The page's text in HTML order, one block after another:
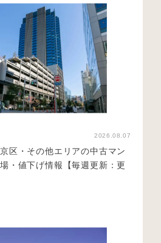
2026.08.07
区・その他エリアの中古マン
・値下げ情報【毎週更新：更